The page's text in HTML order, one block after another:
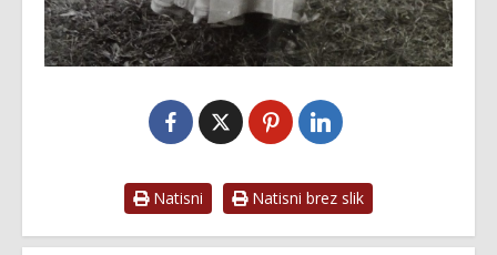
Natisni Natisni brez slik